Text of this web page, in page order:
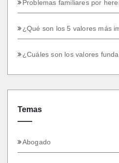
Problemas familiares por
¿Qué son los 5 valores más
¿Cuáles son los valores
Temas
Abogado